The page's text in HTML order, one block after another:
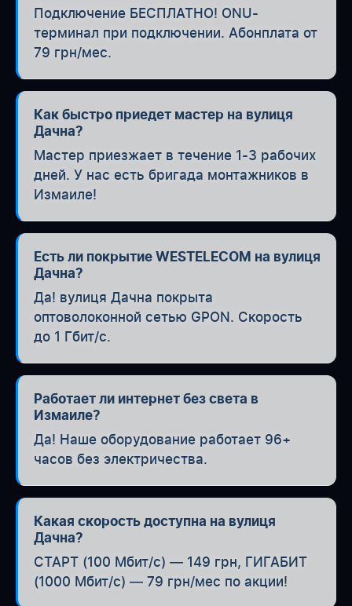
Подключение БЕСПЛАТНО! ONU-
терминал при подключении. Абонплата от
79 грн/мес.
Как быстро приедет мастер на вулиця
Дачна?
Мастер приезжает в течение 1-3 рабочих
дней. У нас есть бригада монтажников в
Измаиле!
Есть ли покрытие WESTELECOM на вулиця
Дачна?
Да! вулиця Дачна покрыта
оптоволоконной сетью GPON. Скорость
до 1 Гбит/с.
Работает ли интернет без света в
Измаиле?
Да! Наше оборудование работает 96+
часов без электричества.
Какая скорость доступна на вулиця
Дачна?
СТАРТ (100 Мбит/с) — 149 грн, ГИГАБИТ
(1000 Мбит/с) — 79 грн/мес по акции!